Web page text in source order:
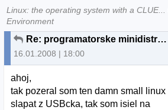
Linux: the operating system with a
Environment
Re: programatorske minidistro na USB
16.01.2008 | 18:00
ahoj,
tak pozeral som ten damn small
slapat z USBcka, tak som isiel na